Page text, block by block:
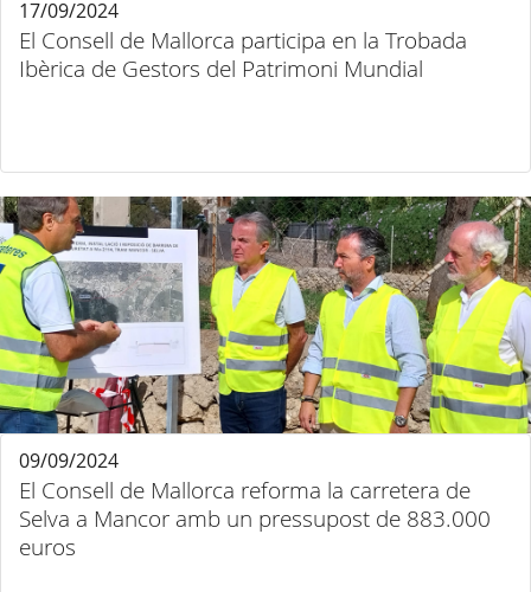
El Consell de Mallorca participa en la Trobada
Ibèrica de Gestors del Patrimoni Mundial
17/09/2024
El Consell de Mallorca reforma la carretera de
Selva a Mancor amb un pressupost de 883.000
euros
09/09/2024